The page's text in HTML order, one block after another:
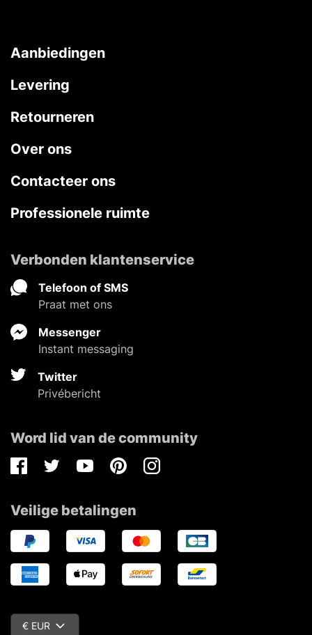
Aanbiedingen
Levering
Retourneren
Over ons
Contacteer ons
Professionele ruimte
Verbonden klantenservice
Telefoon of SMS
Praat met ons
Messenger
Instant messaging
Twitter
Privébericht
Word lid van de community
FacebookTwitterYoutubePinterestInstagram
Veilige betalingen
€ EUR